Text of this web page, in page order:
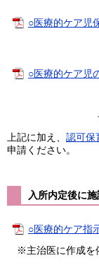
○医療的ケア児
○医療的ケア児
上記に加え、 認可保
申請ください。
入所内定後に
○医療的ケア指
※主治医に作成を